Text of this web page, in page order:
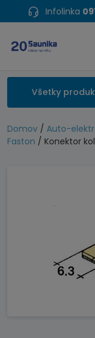
Infolinka
Všetky
Domov / Auto-
Faston / Konektor